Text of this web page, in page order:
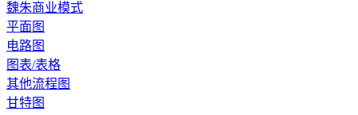
魏朱商业模式
平面图
电路图
图表/表格
其他流程图
甘特图